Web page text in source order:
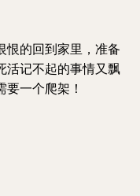
恨的回到家里，准备
活记不起的事情又飘
一个爬架！